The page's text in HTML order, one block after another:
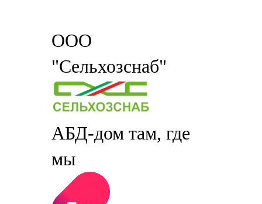
ООО
"Сельхозснаб"
АБД-дом там, где
мы